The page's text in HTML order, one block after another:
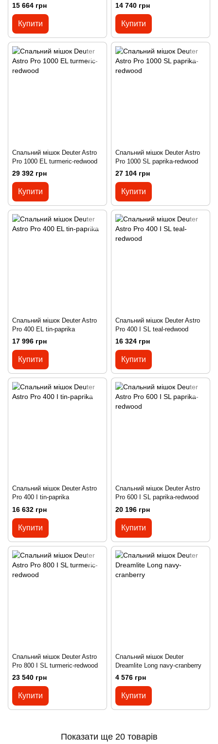
15 664 грн
Купити
14 740 грн
Купити
Спальний мішок Deuter Astro
Pro 1000 EL turmeric-redwood
29 392 грн
Купити
Спальний мішок Deuter Astro
Pro 1000 SL paprika-redwood
27 104 грн
Купити
Спальний мішок Deuter Astro
Pro 400 EL tin-paprika
17 996 грн
Купити
Спальний мішок Deuter Astro
Pro 400 I SL teal-redwood
16 324 грн
Купити
Спальний мішок Deuter Astro
Pro 400 I tin-paprika
16 632 грн
Купити
Спальний мішок Deuter Astro
Pro 600 I SL paprika-redwood
20 196 грн
Купити
Спальний мішок Deuter Astro
Pro 800 I SL turmeric-redwood
23 540 грн
Купити
Спальний мішок Deuter
Dreamlite Long navy-cranberry
4 576 грн
Купити
Показати ще 20 товарів